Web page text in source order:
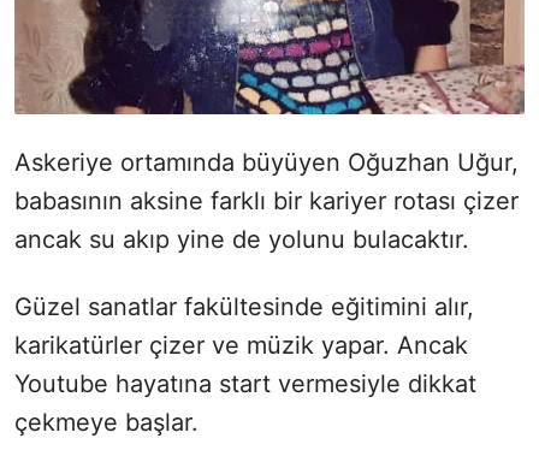
Askeriye ortamında büyüyen Oğuzhan Uğur,
babasının aksine farklı bir kariyer rotası çizer
ancak su akıp yine de yolunu bulacaktır.
Güzel sanatlar fakültesinde eğitimini alır,
karikatürler çizer ve müzik yapar. Ancak
Youtube hayatına start vermesiyle dikkat
çekmeye başlar.